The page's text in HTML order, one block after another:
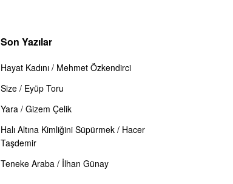
Son Yazılar
Hayat Kadını / Mehmet Özkendirci
Size / Eyüp Toru
Yara / Gizem Çelik
Halı Altına Kimliğini Süpürmek / Hacer
Taşdemir
Teneke Araba / İlhan Günay